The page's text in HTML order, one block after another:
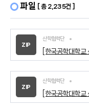
파일 [ 총 2,235건 ]
ZIP
산학협력단
ZIP
산학협력단